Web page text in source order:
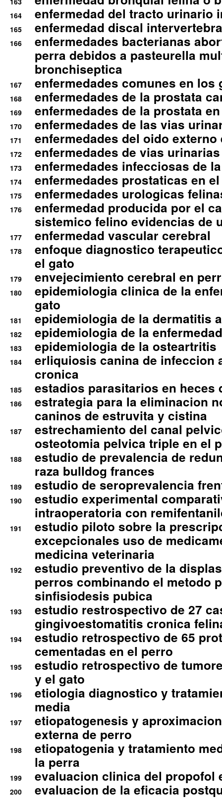
164 enfermedad del tracto urinario
165 enfermedad discal
166
enfermedades bacterianas
perra debidos a pasteurella
bronchiseptica
167 enfermedades comunes en los
168 enfermedades de la prostata
169 enfermedades de la prostata
170 enfermedades de las vias
171 enfermedades del oido
172 enfermedades de vias
173 enfermedades infecciosas de
174 enfermedades prostaticas en
175 enfermedades urologicas
176
enfermedad producida por el
sistemico felino evidencias de
177 enfermedad vascular cerebral
178
enfoque diagnostico
el gato
179 envejecimiento cerebral en
180
epidemiologia clinica de la
gato
181 epidemiologia de la dermatitis
182 epidemiologia de la
183 epidemiologia de la osteartritis
184
erliquiosis canina de infeccion
cronica
185 estadios parasitarios en heces
186
estrategia para la eliminacion
caninos de estruvita y cistina
187
estrechamiento del canal
osteotomia pelvica triple en el
188
estudio de prevalencia de
raza bulldog frances
189 estudio de seroprevalencia
190
estudio experimental
intraoperatoria con
191
estudio piloto sobre la
excepcionales uso de
medicina veterinaria
192
estudio preventivo de la
perros combinando el metodo
sinfisiodesis pubica
193
estudio restrospectivo de 27
gingivoestomatitis cronica
194
estudio retrospectivo de 65
cementadas en el perro
195
estudio retrospectivo de
y el gato
196
etiologia diagnostico y
media
197
etiopatogenesis y
externa de perro
198
etiopatogenia y tratamiento
la perra
199 evaluacion clinica del propofol
200
evaluacion de la eficacia